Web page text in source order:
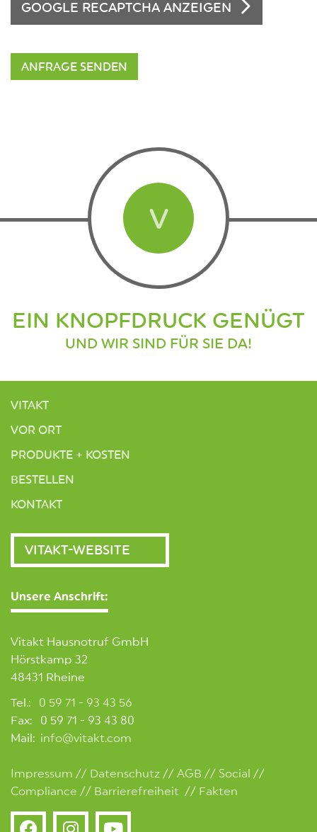
GOOGLE RECAPTCHA ANZEIGEN
V
EIN KNOPFDRUCK GENÜGT
UND WIR SIND FÜR SIE DA!
VITAKT
VOR ORT
PRODUKTE + KOSTEN
BESTELLEN
KONTAKT
VITAKT-WEBSITE
Unsere Anschrift:
Vitakt Hausnotruf GmbH
Hörstkamp 32
48431 Rheine
Tel.: 0 59 71 - 93 43 56
Fax: 0 59 71 - 93 43 80
Mail: info@vitakt.com
Impressum // Datenschutz // AGB // Social
//
Compliance // Barrierefreiheit // Fakten